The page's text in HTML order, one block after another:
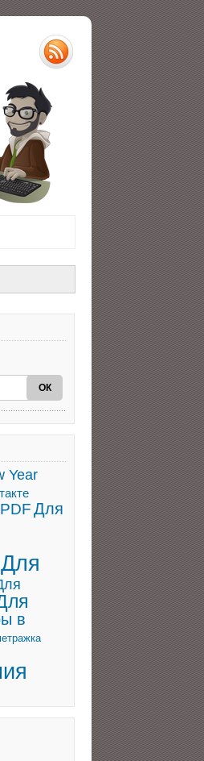
Year
Для
Для
в